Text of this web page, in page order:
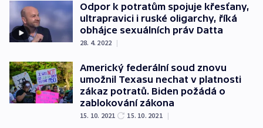
Odpor k potratům spojuje křesťany,
ultrapravici i ruské oligarchy, říká
obhájce sexuálních práv Datta
28. 4. 2022 |
Americký federální soud znovu
umožnil Texasu nechat v platnosti
zákaz potratů. Biden požádá o
zablokování zákona
15. 10. 2021 15. 10. 2021 |